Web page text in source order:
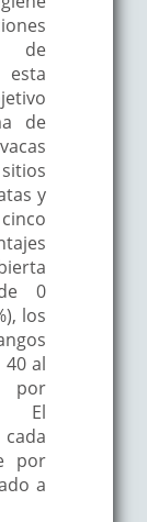
de
de
y
0
los
40 al
por
El
por
a